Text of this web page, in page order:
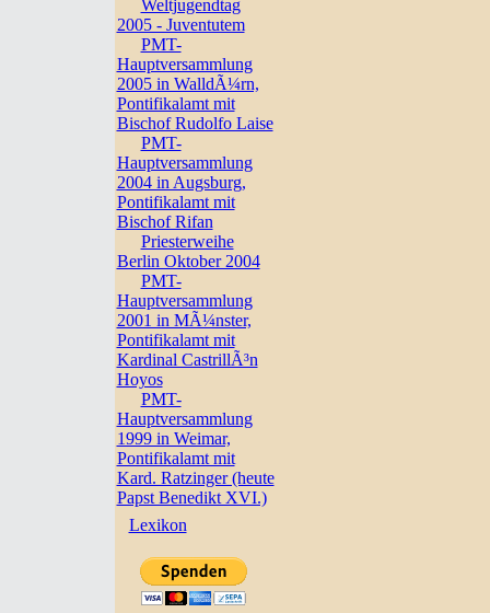
Weltjugendtag
2005 - Juventutem
PMT-
Hauptversammlung
2005 in WalldÃ¼rn,
Pontifikalamt mit
Bischof Rudolfo Laise
PMT-
Hauptversammlung
2004 in Augsburg,
Pontifikalamt mit
Bischof Rifan
Priesterweihe
Berlin Oktober 2004
PMT-
Hauptversammlung
2001 in MÃ¼nster,
Pontifikalamt mit
Kardinal CastrillÃ³n
Hoyos
PMT-
Hauptversammlung
1999 in Weimar,
Pontifikalamt mit
Kard. Ratzinger (heute
Papst Benedikt XVI.)
Lexikon